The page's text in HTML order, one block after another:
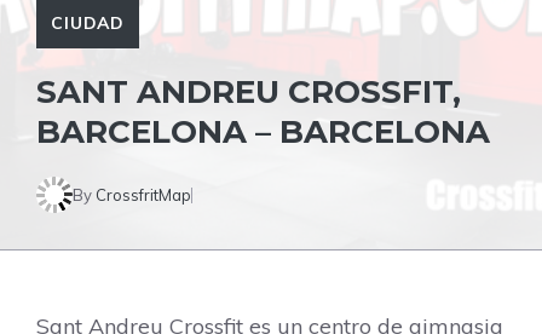
CIUDAD
SANT ANDREU CROSSFIT,
BARCELONA – BARCELONA
By CrossfritMap
Sant Andreu Crossfit es un centro de gimnasia